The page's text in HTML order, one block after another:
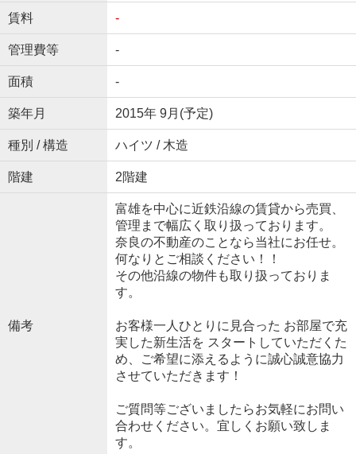
賃料 -
管理費等 -
面積 -
築年月 2015年 9月(予定)
種別 / 構造 ハイツ / 木造
階建 2階建
備考
富雄を中心に近鉄沿線の賃貸から売買、
管理まで幅広く取り扱っております。
奈良の不動産のことなら当社にお任せ。
何なりとご相談ください！！
その他沿線の物件も取り扱っておりま
す。
お客様一人ひとりに見合った お部屋で充
実した新生活を スタートしていただくた
め、ご希望に添えるように誠心誠意協力
させていただきます！
ご質問等ございましたらお気軽にお問い
合わせください。宜しくお願い致しま
す。